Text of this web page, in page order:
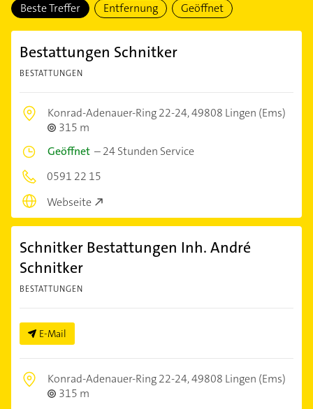
Beste Treffer Entfernung Geöffnet
Bestattungen Schnitker
BESTATTUNGEN
Konrad-Adenauer-Ring 22-24,49808 Lingen (Ems)
315 m
Geöffnet –24 Stunden Service
0591 22 15
Webseite
Schnitker Bestattungen Inh. André
Schnitker
BESTATTUNGEN
E-Mail
Konrad-Adenauer-Ring 22-24,49808 Lingen (Ems)
315 m